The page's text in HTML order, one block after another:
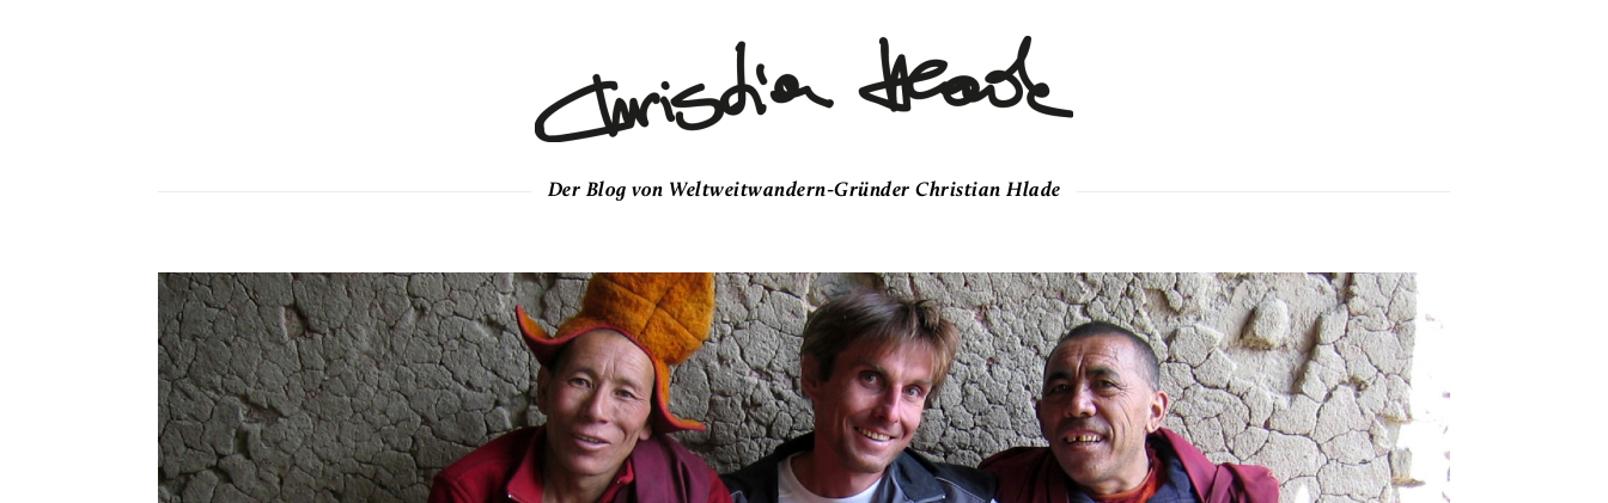
Der Blog von Weltweitwandern-Gründer Christian Hlade